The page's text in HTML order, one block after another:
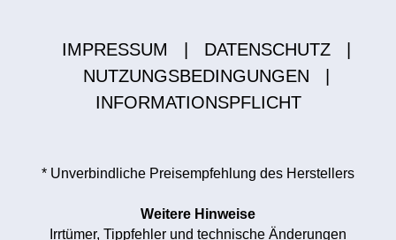
IMPRESSUM DATENSCHUTZ
NUTZUNGSBEDINGUNGEN
INFORMATIONSPFLICHT
* Unverbindliche Preisempfehlung des Herstellers
Weitere Hinweise
Irrtümer, Tippfehler und technische Änderungen